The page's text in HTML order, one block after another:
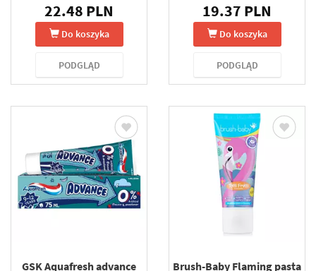
22.48 PLN
Do koszyka
PODGLĄD
19.37 PLN
Do koszyka
PODGLĄD
GSK Aquafresh advance Brush-Baby Flaming pasta